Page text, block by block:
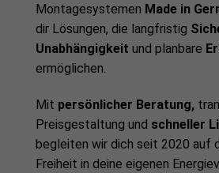
Montagesystemen Made in
dir Lösungen, die langfristig
Unabhängigkeit und planbare
ermöglichen.
Mit persönlicher Beratung,
Preisgestaltung und schneller
begleiten wir dich seit 2020 auf
Freiheit in deine eigenen